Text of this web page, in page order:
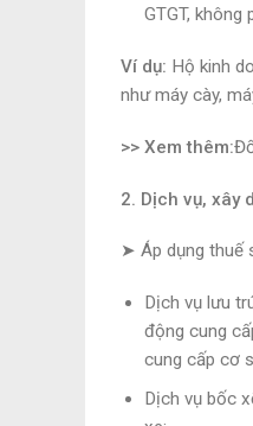
GTGT, không
Ví dụ: Hộ kinh
như máy cày,
>> Xem thêm:
2. Dịch vụ, xây
➤ Áp dụng thuế
Dịch vụ lưu
động cung
cung cấp cơ
Dịch vụ bốc